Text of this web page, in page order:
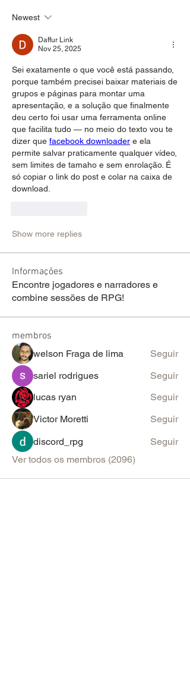
Newest
Daffur Link
Nov 25, 2025
Sei exatamente o que você está passando,
porque também precisei baixar materiais de
grupos e páginas para montar uma
apresentação, e a solução que finalmente
deu certo foi usar uma ferramenta online
que facilita tudo — no meio do texto vou te
dizer que facebook downloader e ela
permite salvar praticamente qualquer vídeo,
sem limites de tamaho e sem enrolação. É
só copiar o link do post e colar na caixa de
download.
Show more replies
Informações
Encontre jogadores e narradores e
combine sessões de RPG!
membros
welson Fraga de lima
Seguir
sariel rodrigues
Seguir
lucas ryan
Seguir
Victor Moretti
Seguir
discord_rpg
Seguir
Ver todos os membros (2096)